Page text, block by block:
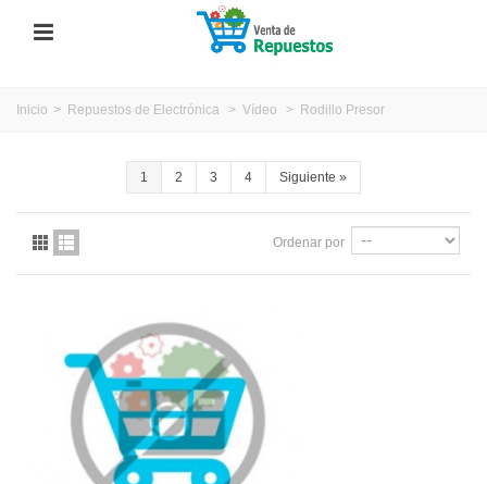
Inicio > Repuestos de Electrónica > Vídeo > Rodillo Presor
1 2 3 4 Siguiente »
Ordenar por